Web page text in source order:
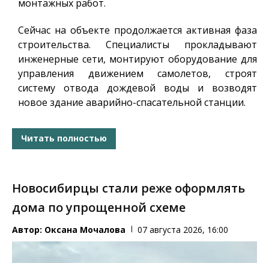
монтажных работ.
Сейчас на объекте продолжается активная фаза
строительства. Специалисты прокладывают
инженерные сети, монтируют оборудование для
управления движением самолетов, строят
систему отвода дождевой воды и возводят
новое здание аварийно-спасательной станции.
Читать полностью
Новосибирцы стали реже оформлять
дома по упрощенной схеме
Автор: Оксана Мочалова 07 августа 2026, 16:00